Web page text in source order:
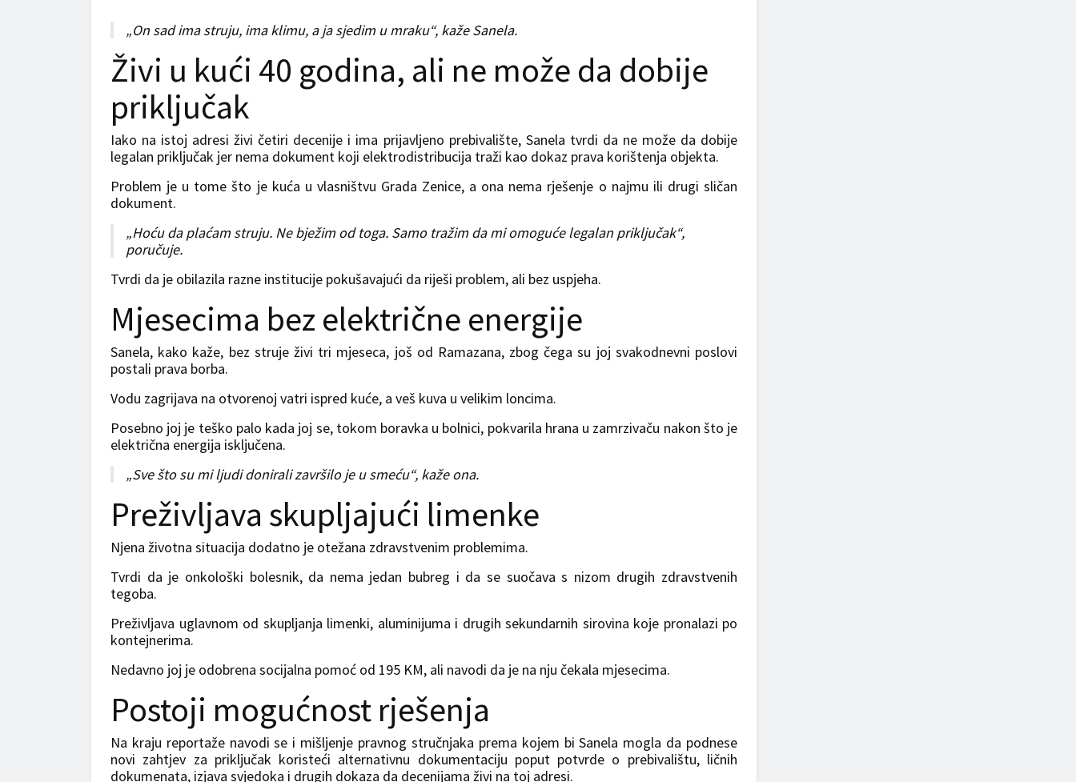
„On sad ima struju, ima klimu, a ja sjedim u mraku“, kaže Sanela.
Živi u kući 40 godina, ali ne može da dobije
priključak
Iako na istoj adresi živi četiri decenije i ima prijavljeno prebivalište, Sanela tvrdi da ne može da dobije
legalan priključak jer nema dokument koji elektrodistribucija traži kao dokaz prava korištenja objekta.
Problem je u tome što je kuća u vlasništvu Grada Zenice, a ona nema rješenje o najmu ili drugi sličan
dokument.
„Hoću da plaćam struju. Ne bježim od toga. Samo tražim da mi omoguće legalan priključak“,
poručuje.
Tvrdi da je obilazila razne institucije pokušavajući da riješi problem, ali bez uspjeha.
Mjesecima bez električne energije
Sanela, kako kaže, bez struje živi tri mjeseca, još od Ramazana, zbog čega su joj svakodnevni poslovi
postali prava borba.
Vodu zagrijava na otvorenoj vatri ispred kuće, a veš kuva u velikim loncima.
Posebno joj je teško palo kada joj se, tokom boravka u bolnici, pokvarila hrana u zamrzivaču nakon što je
električna energija isključena.
„Sve što su mi ljudi donirali završilo je u smeću“, kaže ona.
Preživljava skupljajući limenke
Njena životna situacija dodatno je otežana zdravstvenim problemima.
Tvrdi da je onkološki bolesnik, da nema jedan bubreg i da se suočava s nizom drugih zdravstvenih
tegoba.
Preživljava uglavnom od skupljanja limenki, aluminijuma i drugih sekundarnih sirovina koje pronalazi po
kontejnerima.
Nedavno joj je odobrena socijalna pomoć od 195 KM, ali navodi da je na nju čekala mjesecima.
Postoji mogućnost rješenja
Na kraju reportaže navodi se i mišljenje pravnog stručnjaka prema kojem bi Sanela mogla da podnese
novi zahtjev za priključak koristeći alternativnu dokumentaciju poput potvrde o prebivalištu, ličnih
dokumenata, izjava svjedoka i drugih dokaza da decenijama živi na toj adresi.